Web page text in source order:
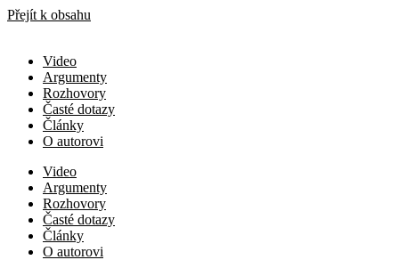
Přejít k obsahu
Video
Argumenty
Rozhovory
Časté dotazy
Články
O autorovi
Video
Argumenty
Rozhovory
Časté dotazy
Články
O autorovi